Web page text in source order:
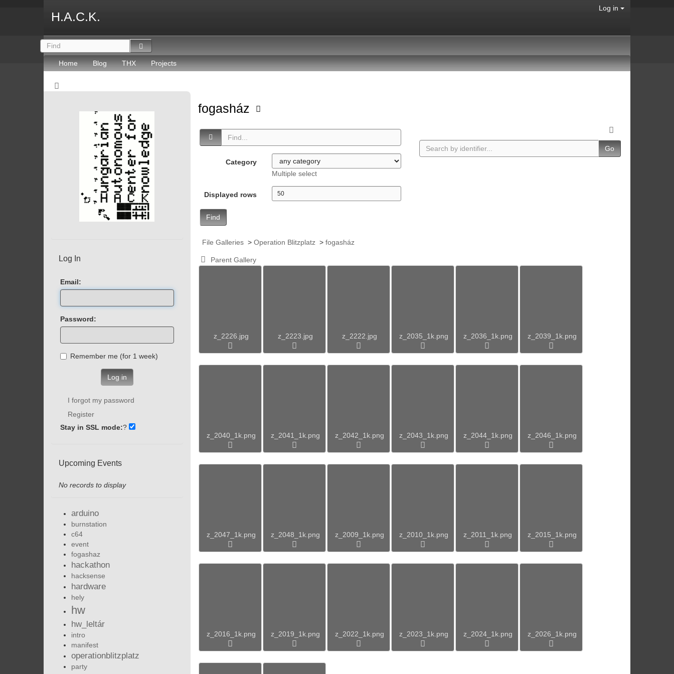
H.A.C.K.
Log in
Home Blog THX Projects
fogasház
Category
Multiple select
Displayed rows
Find
Go
File Galleries> Operation Blitzplatz> fogasház
Parent Gallery
z_2226.jpg z_2223.jpg z_2222.jpg z_2035_1k.png z_2036_1k.png z_2039_1k.png
z_2040_1k.png z_2041_1k.png z_2042_1k.png z_2043_1k.png z_2044_1k.png z_2046_1k.png
z_2047_1k.png z_2048_1k.png z_2009_1k.png z_2010_1k.png z_2011_1k.png z_2015_1k.png
z_2016_1k.png z_2019_1k.png z_2022_1k.png z_2023_1k.png z_2024_1k.png z_2026_1k.png
Log In
Email:
Password:
Remember me (for 1 week)
Log in
I forgot my password
Register
Stay in SSL mode:?
Upcoming Events
No records to display
arduino
burnstation
c64
event
fogashaz
hackathon
hacksense
hardware
hely
hw
hw_leltár
intro
manifest
operationblitzplatz
party